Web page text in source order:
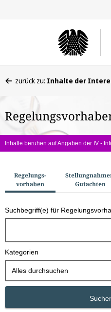
befinden
hier:
zurück zu: Inhalte der
Inhalte beruhen auf Angaben der IV -
u
c
h
o
Regelungs­
vorhaben
Gutachten
Suchbegriff(e) für
Kategorien
Alles durchsuchen